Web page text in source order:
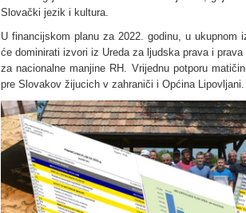
Slovački jezik i kultura.
U financijskom planu za 2022. godinu, u ukupnom
će dominirati izvori iz Ureda za ljudska prava i
za nacionalne manjine RH. Vrijednu potporu
pre Slovakov žijucich v zahraniči i Općina Lipovljani.